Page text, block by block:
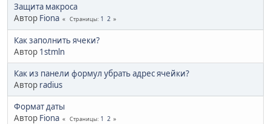
Защита макроса
Автор Fiona Страницы 1 2
Как заполнить ячеки?
Автор 1stmln
Как из панели формул убрать адрес ячейки?
Автор radius
Формат даты
Автор Fiona Страницы 1 2